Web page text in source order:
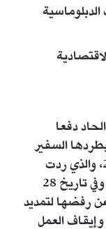
دفعا
السفير
التركي في 23 نوفمبر/تشرين الثاني 2013، والذي ردت
عليه تركيا وفق مبدأ المعاملة بالمثل(12). وفي تاريخ 28
أعلنت مصر عن رفضها لتمديد
العمل